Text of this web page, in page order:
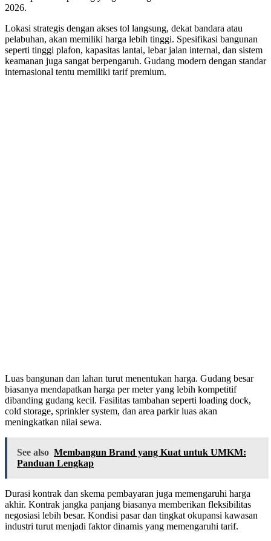
2026.
Lokasi strategis dengan akses tol langsung, dekat bandara atau
pelabuhan, akan memiliki harga lebih tinggi. Spesifikasi bangunan
seperti tinggi plafon, kapasitas lantai, lebar jalan internal, dan sistem
keamanan juga sangat berpengaruh. Gudang modern dengan standar
internasional tentu memiliki tarif premium.
Luas bangunan dan lahan turut menentukan harga. Gudang besar
biasanya mendapatkan harga per meter yang lebih kompetitif
dibanding gudang kecil. Fasilitas tambahan seperti loading dock,
cold storage, sprinkler system, dan area parkir luas akan
meningkatkan nilai sewa.
See also Membangun Brand yang Kuat untuk UMKM:
Panduan Lengkap
Durasi kontrak dan skema pembayaran juga memengaruhi harga
akhir. Kontrak jangka panjang biasanya memberikan fleksibilitas
negosiasi lebih besar. Kondisi pasar dan tingkat okupansi kawasan
industri turut menjadi faktor dinamis yang memengaruhi tarif.